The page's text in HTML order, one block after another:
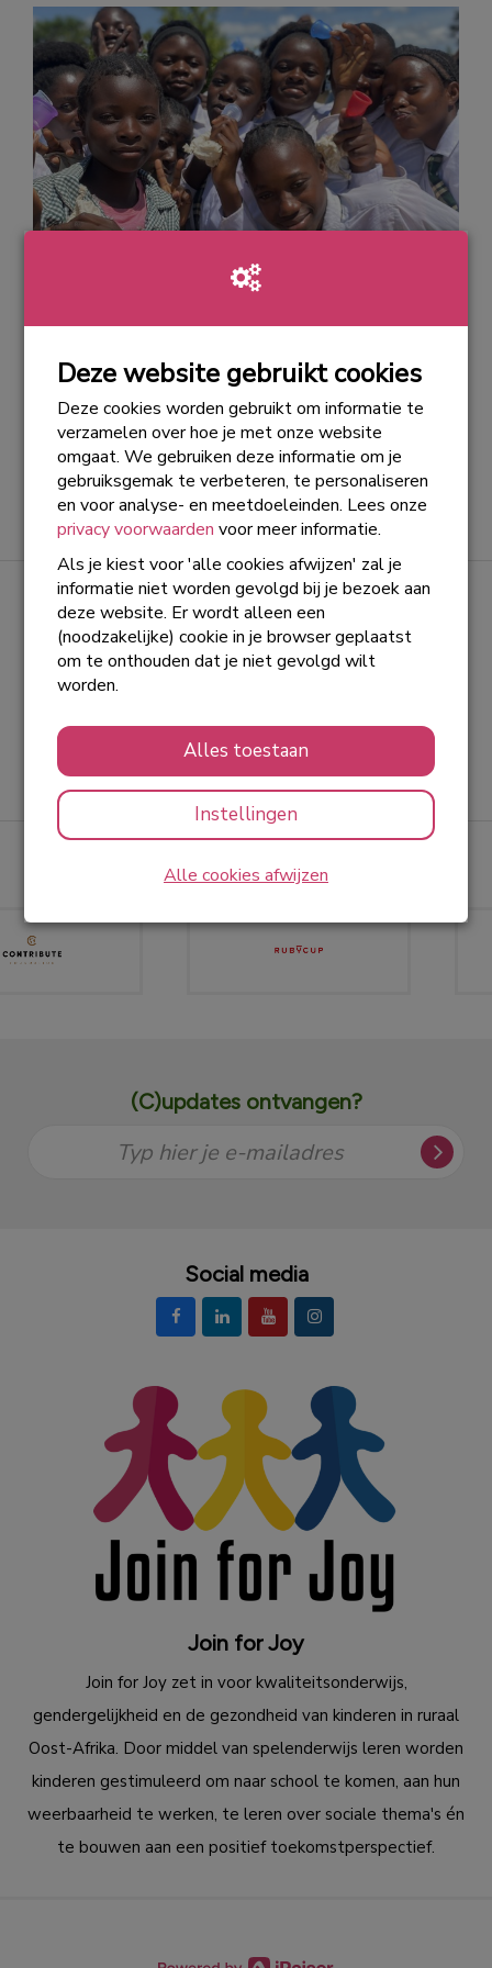
Join for Joy distribueert 12.000
Door de overweldigende steun aan de
#ditispaseenwereldcup-campagne in 2022 heeft
Join for Joy het afgelopen jaar een fantastische
mijlpaal bereikt. Maar liefst 12.000 meisjes in
Oost-Afrika zijn dankzij jullie gulle donaties
voorzien van voorlichting én menstruatiecups.
Hierdoor kunnen deze meisjes nu met
zelfvertrouwen en zonder zorgen aan hun
toekomst op school werken. Iedere dag van de
maand!
Lees meer
Laatste donaties
Bekijk alle
Tim
21-11-2024 | 12:51
Sponsoren
(C)updates ontvangen?
Typ hier je e-mailadres
Social media
Join for Joy
Join for Joy zet in voor kwaliteitsonderwijs,
gendergelijkheid en de gezondheid van kinderen in ruraal
Oost-Afrika. Door middel van spelenderwijs leren worden
kinderen gestimuleerd om naar school te komen, aan hun
weerbaarheid te werken, te leren over sociale thema's én
te bouwen aan een positief toekomstperspectief.
Deze website gebruikt cookies
Deze cookies worden gebruikt om informatie te
verzamelen over hoe je met onze website
omgaat. We gebruiken deze informatie om je
gebruiksgemak te verbeteren, te personaliseren
en voor analyse- en meetdoeleinden. Lees onze
privacy voorwaarden voor meer informatie.
Als je kiest voor 'alle cookies afwijzen' zal je
informatie niet worden gevolgd bij je bezoek aan
deze website. Er wordt alleen een
(noodzakelijke) cookie in je browser geplaatst
om te onthouden dat je niet gevolgd wilt
worden.
Alles toestaan
Instellingen
Alle cookies afwijzen